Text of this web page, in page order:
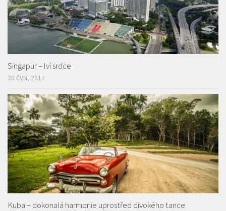
Singapur – lví srdce
30 ČVN, 2017
Kuba – dokonalá harmonie uprostřed divokého tance